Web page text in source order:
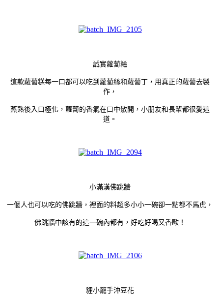
誠實蘿蔔糕
這款蘿蔔糕每一口都可以吃到蘿蔔絲和蘿蔔丁，用真正的蘿蔔去製
作，
蒸熟後入口極化，蘿蔔的香氣在口中散開，小朋友和長輩都很愛這
道。
小滿漢佛跳牆
一個人也可以吃的佛跳牆，裡面的料超多小小一碗卻一點都不馬虎，
佛跳牆中該有的這一碗內都有，好吃好喝又香歐！
貍小籠手沖豆花